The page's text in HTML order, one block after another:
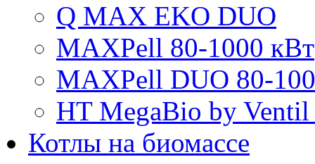
Q MAX EKO DUO
MAXPell 80-1000 кВт
MAXPell DUO 80-
HT MegaBio by
Котлы на биомассе